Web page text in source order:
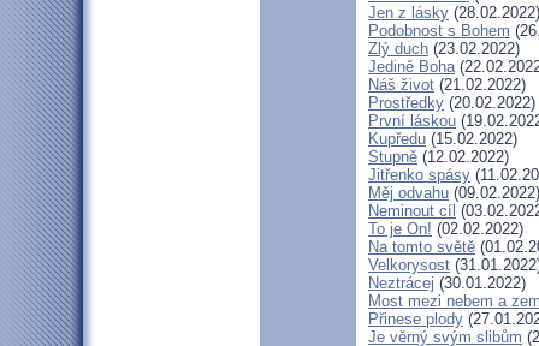
Jen z lásky (28.02.2022)
Podobnost s Bohem
Zlý duch (23.02.2022)
Jedině Boha
Náš život (21.02.2022)
Prostředky (20.02.2022)
První láskou
Kupředu (15.02.2022)
Stupně (12.02.2022)
Jitřenko spásy
Měj odvahu (09.02.2022)
Neminout cíl
To je On! (02.02.2022)
Na tomto světě
Velkorysost
Neztrácej (30.01.2022)
Most mezi nebem a
Přinese plody
Je věrný svým slibům